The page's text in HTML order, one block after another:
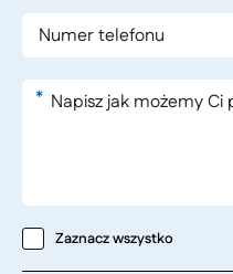
*
Zaznacz wszystko